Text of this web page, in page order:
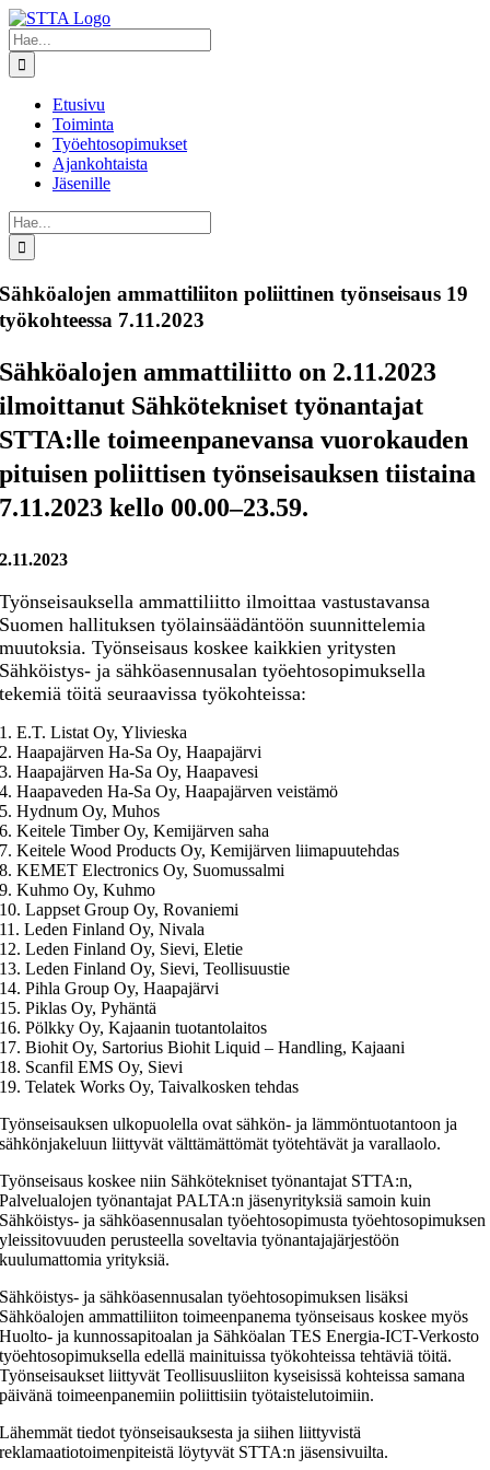
Skip
to
content
Etsi
...
Etusivu
Toiminta
Työehtosopimukset
Ajankohtaista
Jäsenille
Etsi
...
Sähköalojen ammattiliiton poliittinen työnseisaus 19
työkohteessa 7.11.2023
Sähköalojen ammattiliitto on 2.11.2023
ilmoittanut Sähkötekniset työnantajat
STTA:lle toimeenpanevansa vuorokauden
pituisen poliittisen työnseisauksen tiistaina
7.11.2023 kello 00.00–23.59.
2.11.2023
Työnseisauksella ammattiliitto ilmoittaa vastustavansa
Suomen hallituksen työlainsäädäntöön suunnittelemia
muutoksia.Työnseisaus koskee kaikkien yritysten
Sähköistys- ja sähköasennusalan työehtosopimuksella
tekemiä töitä seuraavissa työkohteissa:
1. E.T. Listat Oy, Ylivieska
2. Haapajärven Ha-Sa Oy, Haapajärvi
3. Haapajärven Ha-Sa Oy, Haapavesi
4. Haapaveden Ha-Sa Oy, Haapajärven veistämö
5. Hydnum Oy, Muhos
6. Keitele Timber Oy, Kemijärven saha
7. Keitele Wood Products Oy, Kemijärven liimapuutehdas
8. KEMET Electronics Oy, Suomussalmi
9. Kuhmo Oy, Kuhmo
10. Lappset Group Oy, Rovaniemi
11. Leden Finland Oy, Nivala
12. Leden Finland Oy, Sievi, Eletie
13. Leden Finland Oy, Sievi, Teollisuustie
14. Pihla Group Oy, Haapajärvi
15. Piklas Oy, Pyhäntä
16. Pölkky Oy, Kajaanin tuotantolaitos
17. Biohit Oy, Sartorius Biohit Liquid – Handling, Kajaani
18. Scanfil EMS Oy, Sievi
19. Telatek Works Oy, Taivalkosken tehdas
Työnseisauksen ulkopuolella ovat sähkön- ja lämmöntuotantoon ja
sähkönjakeluun liittyvät välttämättömät työtehtävät ja varallaolo.
Työnseisaus koskee niin Sähkötekniset työnantajat STTA:n,
Palvelualojen työnantajat PALTA:n jäsenyrityksiä samoin kuin
Sähköistys- ja sähköasennusalan työehtosopimusta työehtosopimuksen
yleissitovuuden perusteella soveltavia työnantajajärjestöön
kuulumattomia yrityksiä.
Sähköistys- ja sähköasennusalan työehtosopimuksen lisäksi
Sähköalojen ammattiliiton toimeenpanema työnseisaus koskee myös
Huolto- ja kunnossapitoalan ja Sähköalan TES Energia-ICT-Verkosto
työehtosopimuksella edellä mainituissa työkohteissa tehtäviä töitä.
Työnseisaukset liittyvät Teollisuusliiton kyseisissä kohteissa samana
päivänä toimeenpanemiin poliittisiin työtaistelutoimiin.
Lähemmät tiedot työnseisauksesta ja siihen liittyvistä
reklamaatiotoimenpiteistä löytyvät STTA:n jäsensivuilta.